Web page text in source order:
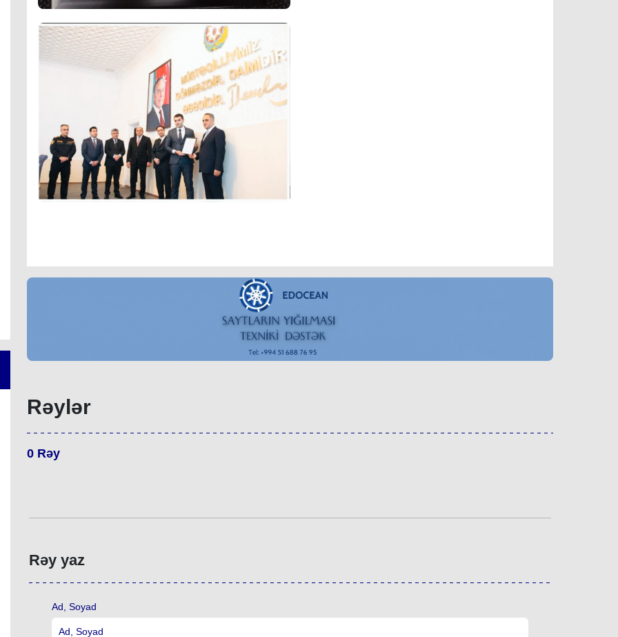
Rəylər
0 Rəy
Rəy yaz
Ad, Soyad